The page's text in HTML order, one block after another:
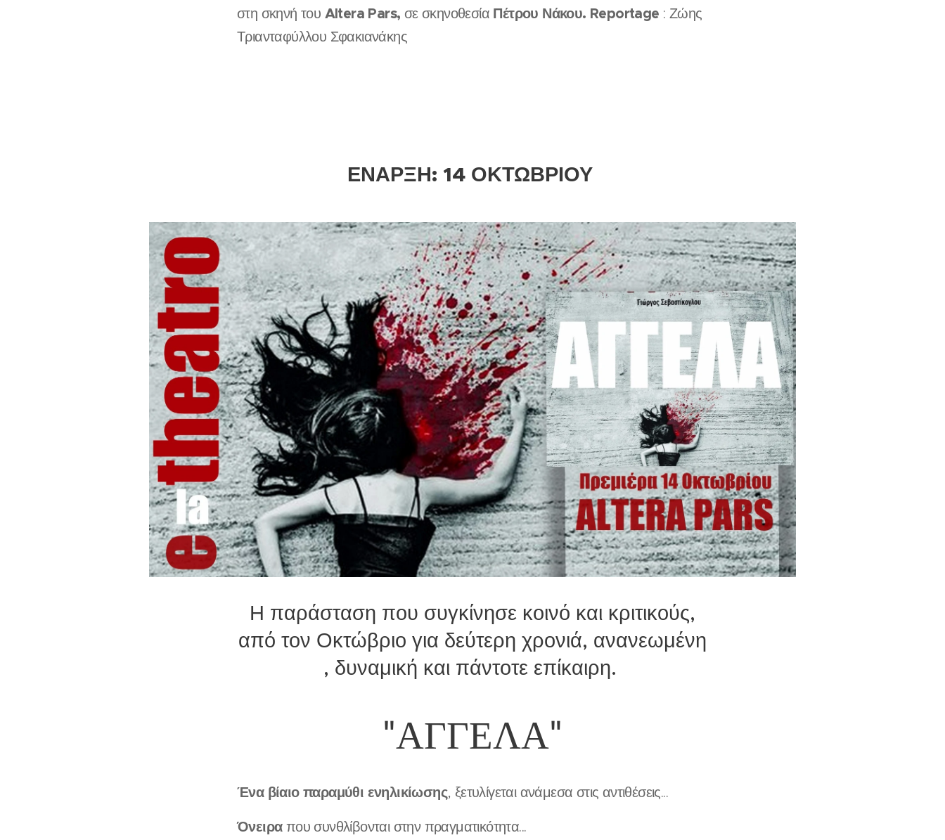
στη σκηνή του Altera Pars, σε σκηνοθεσία Πέτρου Νάκου. Reportage : Ζώης
Τριανταφύλλου Σφακιανάκης
ΕΝΑΡΞΗ: 14 ΟΚΤΩΒΡΙΟΥ
Η παράσταση που συγκίνησε κοινό και κριτικούς,
από τον Οκτώβριο για δεύτερη χρονιά, ανανεωμένη
, δυναμική και πάντοτε επίκαιρη.
"ΑΓΓΕΛΑ"
Ένα βίαιο παραμύθι ενηλικίωσης, ξετυλίγεται ανάμεσα στις αντιθέσεις...
Όνειρα που συνθλίβονται στην πραγματικότητα...